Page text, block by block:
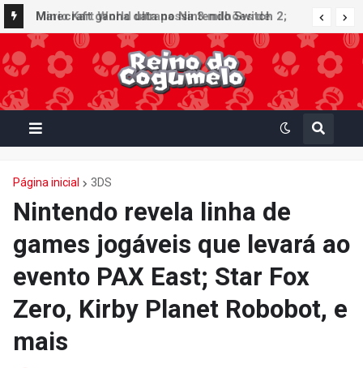
Minecraft ganha data no Nintendo Switch 2;
Super Mario Mash-Up receberá atualização
gráfica exclusiva
Página inicial 3DS
Nintendo revela linha de
games jogáveis que levará ao
evento PAX East; Star Fox
Zero, Kirby Planet Robobot, e
mais